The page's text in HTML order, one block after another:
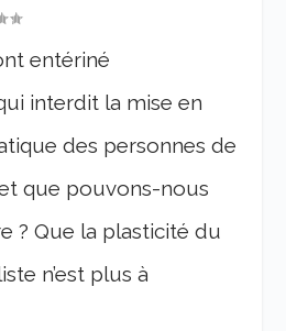
entériné
interdit la mise en
des personnes de
que pouvons-nous
? Que la plasticité du
n’est plus à